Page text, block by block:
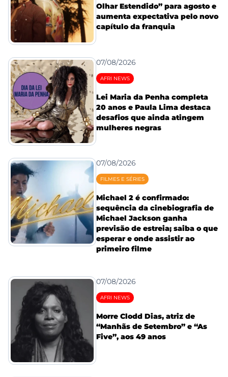
Olhar Estendido” para agosto e
aumenta expectativa pelo novo
capítulo da franquia
07/08/2026
AFRI NEWS
Lei Maria da Penha completa
20 anos e Paula Lima destaca
desafios que ainda atingem
mulheres negras
07/08/2026
FILMES E SÉRIES
Michael 2 é confirmado:
sequência da cinebiografia de
Michael Jackson ganha
previsão de estreia; saiba o que
esperar e onde assistir ao
primeiro filme
07/08/2026
AFRI NEWS
Morre Clodd Dias, atriz de
“Manhãs de Setembro” e “As
Five”, aos 49 anos